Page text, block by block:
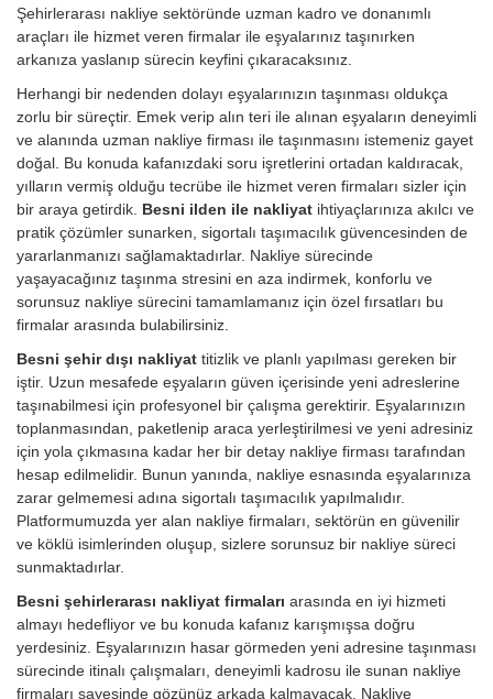
Şehirlerarası nakliye sektöründe uzman kadro ve donanımlı
araçları ile hizmet veren firmalar ile eşyalarınız taşınırken
arkanıza yaslanıp sürecin keyfini çıkaracaksınız.
Herhangi bir nedenden dolayı eşyalarınızın taşınması oldukça
zorlu bir süreçtir. Emek verip alın teri ile alınan eşyaların deneyimli
ve alanında uzman nakliye firması ile taşınmasını istemeniz gayet
doğal. Bu konuda kafanızdaki soru işretlerini ortadan kaldıracak,
yılların vermiş olduğu tecrübe ile hizmet veren firmaları sizler için
bir araya getirdik. Besni ilden ile nakliyat ihtiyaçlarınıza akılcı ve
pratik çözümler sunarken, sigortalı taşımacılık güvencesinden de
yararlanmanızı sağlamaktadırlar. Nakliye sürecinde
yaşayacağınız taşınma stresini en aza indirmek, konforlu ve
sorunsuz nakliye sürecini tamamlamanız için özel fırsatları bu
firmalar arasında bulabilirsiniz.
Besni şehir dışı nakliyat titizlik ve planlı yapılması gereken bir
iştir. Uzun mesafede eşyaların güven içerisinde yeni adreslerine
taşınabilmesi için profesyonel bir çalışma gerektirir. Eşyalarınızın
toplanmasından, paketlenip araca yerleştirilmesi ve yeni adresiniz
için yola çıkmasına kadar her bir detay nakliye firması tarafından
hesap edilmelidir. Bunun yanında, nakliye esnasında eşyalarınıza
zarar gelmemesi adına sigortalı taşımacılık yapılmalıdır.
Platformumuzda yer alan nakliye firmaları, sektörün en güvenilir
ve köklü isimlerinden oluşup, sizlere sorunsuz bir nakliye süreci
sunmaktadırlar.
Besni şehirlerarası nakliyat firmaları arasında en iyi hizmeti
almayı hedefliyor ve bu konuda kafanız karışmışsa doğru
yerdesiniz. Eşyalarınızın hasar görmeden yeni adresine taşınması
sürecinde itinalı çalışmaları, deneyimli kadrosu ile sunan nakliye
firmaları sayesinde gözünüz arkada kalmayacak. Nakliye